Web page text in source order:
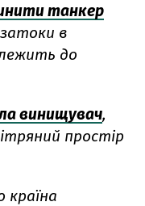
танкер
в
до
винищувач,
простір
країна